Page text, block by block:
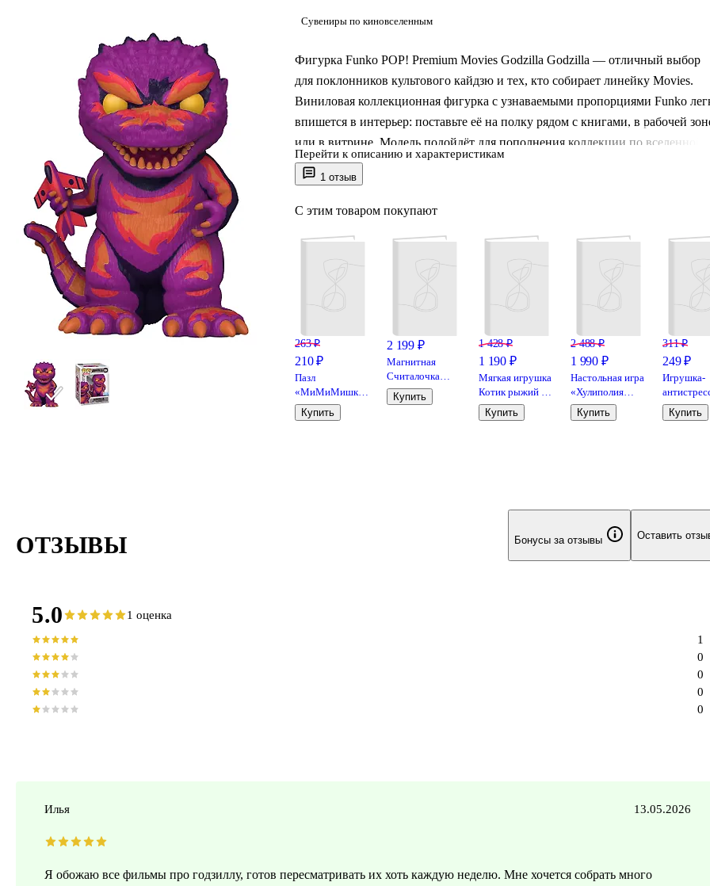
1 отзыв
Сувениры по киновселенным
Фигурка Funko POP! Premium Movies Godzilla Godzilla — отличный выбор
для поклонников культового кайдзю и тех, кто собирает линейку Movies.
Виниловая коллекционная фигурка с узнаваемыми пропорциями Funko
впишется в интерьер: поставьте её на полку рядом с книгами, в рабочей
или в витрине. Модель подойдёт для пополнения коллекции по вселенной
«Годзилла» и станет удачным подарком фанату кино и монстров.
Перейти к описанию и характеристикам
С этим товаром покупают
263 ₽
210 ₽
Пазл
«МиМиМишки
Активный
отдых» 24
Купить
2 199 ₽
Магнитная
Считалочка
«МиМиМишки»,
Origami
Купить
1 428 ₽
1 190 ₽
Мягкая игрушка
Котик рыжий на
спине (текстиль)
(32см) (12-
Купить
2 488 ₽
1 990 ₽
Настольная игра
«Хулиполия
подвинь рынок»,
Издательство
Купить
311 ₽
249 ₽
Игрушка-
мялка «Рис
курицей»
Купить
ОТЗЫВЫ Бонусы за отзывы Оставить
5.0 1 оценка
0
0
0
0
1
Илья 13.05.2026
Я обожаю все фильмы про годзиллу, готов пересматривать их хоть каждую неделю. Мне хочется собрать много